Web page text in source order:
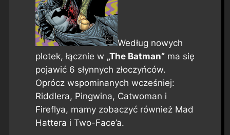
Według nowych
plotek, łącznie w „The Batman”ma się
pojawić 6 słynnych złoczyńców.
Oprócz wspominanych wcześniej:
Riddlera, Pingwina, Catwoman i
Fireflya, mamy zobaczyć również Mad
Hattera i Two-Face’a.